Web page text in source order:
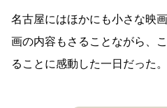
名古屋にはほかにも小さな映
画の内容もさることながら、
ることに感動した一日だった。